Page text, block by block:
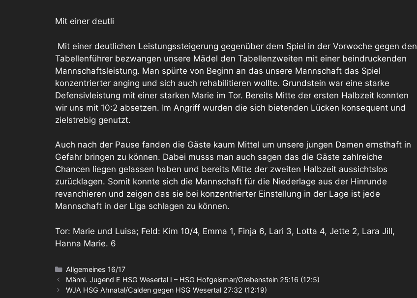
Mit einer deutli
Mit einer deutlichen Leistungssteigerung gegenüber dem Spiel in der Vorwoche gegen den
Tabellenführer bezwangen unsere Mädel den Tabellenzweiten mit einer beindruckenden
Mannschaftsleistung. Man spürte von Beginn an das unsere Mannschaft das Spiel
konzentrierter anging und sich auch rehabilitieren wollte. Grundstein war eine starke
Defensivleistung mit einer starken Marie im Tor. Bereits Mitte der ersten Halbzeit konnten
wir uns mit 10:2 absetzen. Im Angriff wurden die sich bietenden Lücken konsequent und
zielstrebig genutzt.
Auch nach der Pause fanden die Gäste kaum Mittel um unsere jungen Damen ernsthaft in
Gefahr bringen zu können. Dabei musss man auch sagen das die Gäste zahlreiche
Chancen liegen gelassen haben und bereits Mitte der zweiten Halbzeit aussichtslos
zurücklagen. Somit konnte sich die Mannschaft für die Niederlage aus der Hinrunde
revanchieren und zeigen das sie bei konzentrierter Einstellung in der Lage ist jede
Mannschaft in der Liga schlagen zu können.
Tor: Marie und Luisa; Feld: Kim 10/4, Emma 1, Finja 6, Lari 3, Lotta 4, Jette 2, Lara Jill,
Hanna Marie. 6
Kategorien
Allgemeines 16/17
Männl. Jugend E HSG Wesertal I – HSG Hofgeismar/Grebenstein 25:16 (12:5)
WJA HSG Ahnatal/Calden gegen HSG Wesertal 27:32 (12:19)